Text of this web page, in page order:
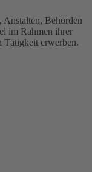
Anstalten, Behörden
im Rahmen ihrer
Tätigkeit erwerben.